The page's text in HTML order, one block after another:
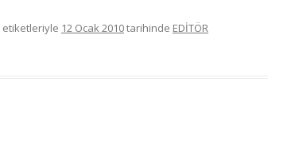
ADVERTISEMENT FEE
etiketleriyle 12 Ocak 2010tarihinde EDİTÖR